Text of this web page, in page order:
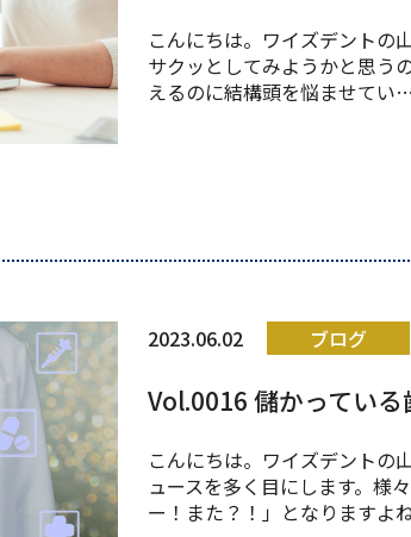
こんにちは。ワイズデントの
サクッとしてみようかと思う
えるのに結構頭を悩ませてい…
2023.06.02 ブログ
Vol.0016 儲かってい
こんにちは。ワイズデントの
ュースを多く目にします。様
ー！また？！」となりますよ